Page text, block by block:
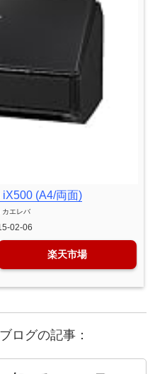
(A4/両面)
カエレバ
02-06
楽天市場
ログの記事：